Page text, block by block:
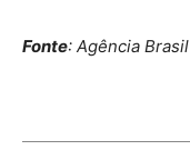
Fonte: Agência Brasil